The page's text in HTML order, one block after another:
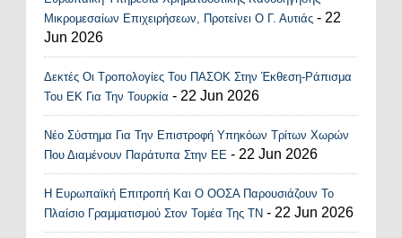
Μικρομεσαίων Επιχειρήσεων, Προτείνει Ο Γ. Αυτιάς - 22
Jun 2026
Δεκτές Οι Τροπολογίες Του ΠΑΣΟΚ Στην Έκθεση-Ράπισμα
Του ΕΚ Για Την Τουρκία - 22 Jun 2026
Νέο Σύστημα Για Την Επιστροφή Υπηκόων Τρίτων Χωρών
Που Διαμένουν Παράτυπα Στην ΕΕ - 22 Jun 2026
Η Ευρωπαϊκή Επιτροπή Και Ο ΟΟΣΑ Παρουσιάζουν Το
Πλαίσιο Γραμματισμού Στον Τομέα Της ΤΝ - 22 Jun 2026